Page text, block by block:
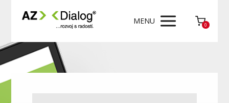
MENU 0